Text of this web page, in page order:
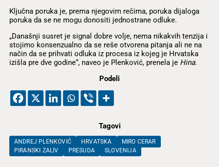
Ključna poruka je, prema njegovim rečima, poruka dijaloga
poruka da se ne mogu donositi jednostrane odluke.
„Današnji susret je signal dobre volje, nema nikakvih tenzija i
stojimo konsenzualno da se reše otvorena pitanja ali ne na
način da se prihvati odluka iz procesa iz kojeg je Hrvatska
izišla pre dve godine“, naveo je Plenković, prenela je Hina.
Podeli
Tagovi
ANDREJ PLENKOVIĆ HRVATSKA
MIRO CERAR
PIRANSKI ZALIV
PRESUDA SLOVENIJA